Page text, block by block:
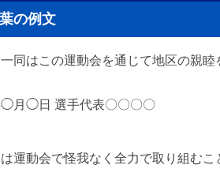
の例文
同はこの運動会を通じて地区の親
◯日 選手代表〇〇〇〇
運動会で怪我なく全力で取り組むこ